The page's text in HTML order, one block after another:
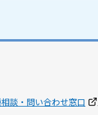
談・問い合わせ窓口